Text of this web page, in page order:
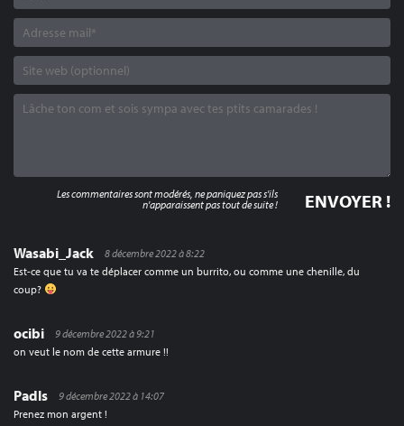
Wasabi_Jack
8 décembre 2022 à 8:22
Est-ce que tu va te déplacer comme un burrito, ou comme une chenille, du
coup?
ocibi
9 décembre 2022 à 9:21
on veut le nom de cette armure !!
Padls
9 décembre 2022 à 14:07
Prenez mon argent !
Les commentaires sont modérés, ne paniquez pas s'ils
n'apparaissent pas tout de suite !